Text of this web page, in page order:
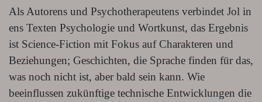
Als Autorens und Psychotherapeutens verbindet Jol in
ens Texten Psychologie und Wortkunst, das Ergebnis
ist Science-Fiction mit Fokus auf Charakteren und
Beziehungen; Geschichten, die Sprache finden für das,
was noch nicht ist, aber bald sein kann. Wie
beeinflussen zukünftige technische Entwicklungen die